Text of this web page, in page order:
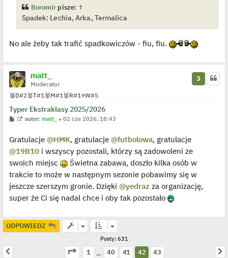
l
o
y
z
y
p
o
t
Boromir pisze: ↑
Spadek: Lechia, Arka, Termalica
No ale żeby tak trafić spadkowiczów - fiu, fiu.
matt_
Moderator
🥈D#2🥇T#1🥇M#1🥇R#1⭐W#5
Typer Ekstraklasy 2025/2026
3
P
t
W
w
e
l
o
j
e
d
c
z
y
autor:matt_ »02 cze 2026, 18:43
Gratulacje @HMK, gratulacje @futbolowa, gratulacje
@19B10i wszyscy pozostali, którzy są zadowoleni ze
swoich miejsc
Świetna zabawa, doszło kilka osób w
trakcie to może w następnym sezonie pobawimy się w
jeszcze szerszym gronie. Dzięki @yedraz za organizację,
super że Ci się nadal chce i oby tak pozostało
ODPOWIEDZ
Posty: 631
Strona z43
1 … 40 41 42 43